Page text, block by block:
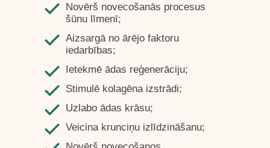
Novērš novecošanās procesus
šūnu līmenī;
Aizsargā no ārējo faktoru
iedarbības;
Ietekmē ādas reģenerāciju;
Stimulē kolagēna izstrādi;
Uzlabo ādas krāsu;
Veicina krunciņu izlīdzināšanu;